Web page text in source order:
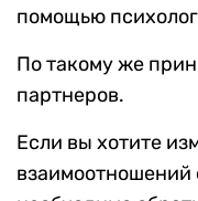
помощью
По такому же
партнеров.
Если вы хотите
взаимоотношений